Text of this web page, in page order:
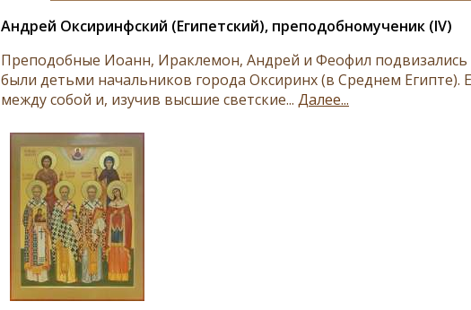
Андрей Оксиринфский (Египетский), преподобномученик (IV)
Преподобные Иоанн, Ираклемон, Андрей и Феофил подвизались
были детьми начальников города Оксиринх (в Среднем
между собой и, изучив высшие светские... Далее...